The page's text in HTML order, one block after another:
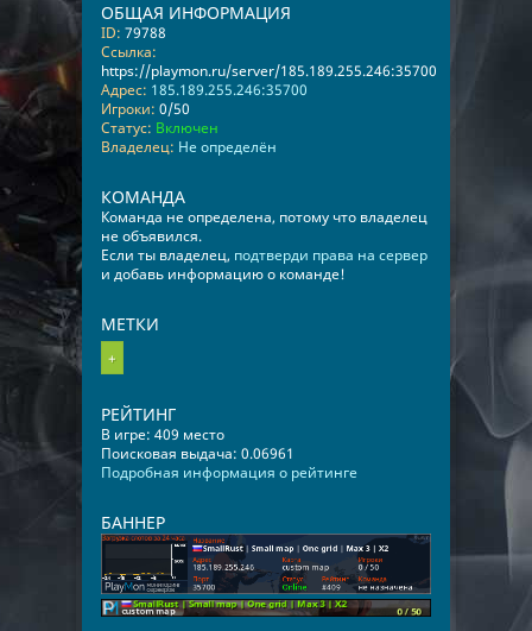
ОБЩАЯ ИНФОРМАЦИЯ
ID: 79788
Ссылка:
https://playmon.ru/server/185.189.255.246:35700
Адрес: 185.189.255.246:35700
Игроки: 0/50
Статус: Включен
Владелец: Не определён
КОМАНДА
Команда не определена, потому что владелец
не объявился.
Если ты владелец, подтверди права на сервер
и добавь информацию о команде!
МЕТКИ
+
РЕЙТИНГ
В игре: 409 место
Поисковая выдача: 0.06961
Подробная информация о рейтинге
БАННЕР